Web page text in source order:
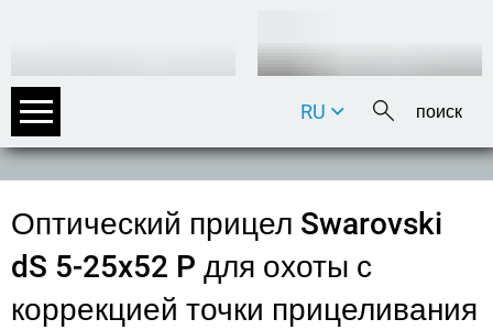
DE
IT
RU
Оптический прицел Swarovski
dS 5-25x52 P для охоты с
коррекцией точки прицеливания